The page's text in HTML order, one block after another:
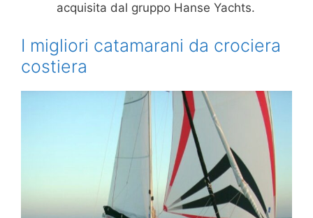
acquisita dal gruppo Hanse Yachts.
I migliori catamarani da crociera
costiera